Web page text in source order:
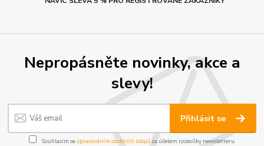
Nepropásněte novinky, akce a
slevy!
Přihlásit se
Souhlasím se zpracováním osobních údajůza účelem rozesílky newsletteru.